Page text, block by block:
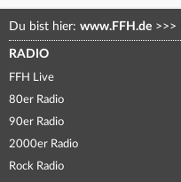
Du bist hier: www.FFH.de >>>
RADIO
FFH Live
80er Radio
90er Radio
2000er Radio
Rock Radio